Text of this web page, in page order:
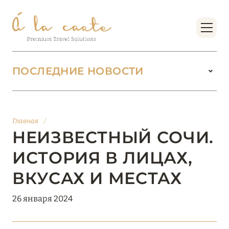
Главная /
НЕИЗВЕСТНЫЙ СОЧИ.
ИСТОРИЯ В ЛИЦАХ,
ВКУСАХ И МЕСТАХ
26 января 2024
ПОСЛЕДНИЕ НОВОСТИ
БУТИК-КУРОРТЫ МАЛЬДИВСКИХ ОСТРОВОВ
Подробнее
01 июня 2026
JUMEIRAH OLHAHALI ISLAND MALDIVES: ВАШ